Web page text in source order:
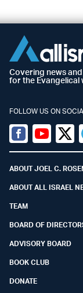
Covering news
for the Evangelical
FOLLOW US ON
Facebook
Youtube
ABOUT JOEL C.
ABOUT ALL ISRAEL
TEAM
BOARD OF
ADVISORY BOARD
BOOK CLUB
DONATE